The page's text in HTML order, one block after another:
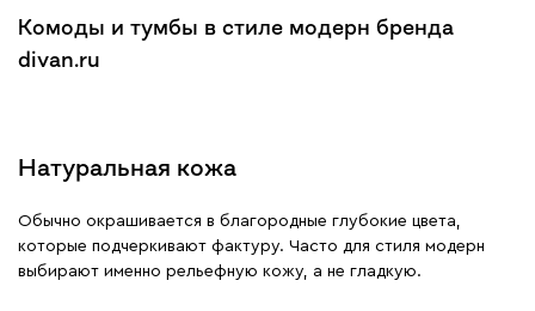
Комоды и тумбы в стиле модерн бренда
divan.ru
Натуральная кожа
Обычно окрашивается в благородные глубокие цвета,
которые подчеркивают фактуру. Часто для стиля модерн
выбирают именно рельефную кожу, а не гладкую.